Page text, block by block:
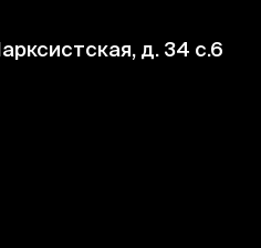
д. 34 c.6